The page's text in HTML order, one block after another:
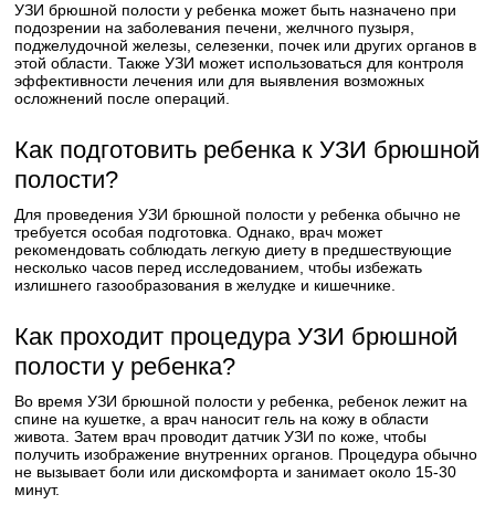
УЗИ брюшной полости у ребенка может быть назначено при
подозрении на заболевания печени, желчного пузыря,
поджелудочной железы, селезенки, почек или других органов в
этой области. Также УЗИ может использоваться для контроля
эффективности лечения или для выявления возможных
осложнений после операций.
Как подготовить ребенка к УЗИ брюшной
полости?
Для проведения УЗИ брюшной полости у ребенка обычно не
требуется особая подготовка. Однако, врач может
рекомендовать соблюдать легкую диету в предшествующие
несколько часов перед исследованием, чтобы избежать
излишнего газообразования в желудке и кишечнике.
Как проходит процедура УЗИ брюшной
полости у ребенка?
Во время УЗИ брюшной полости у ребенка, ребенок лежит на
спине на кушетке, а врач наносит гель на кожу в области
живота. Затем врач проводит датчик УЗИ по коже, чтобы
получить изображение внутренних органов. Процедура обычно
не вызывает боли или дискомфорта и занимает около 15-30
минут.